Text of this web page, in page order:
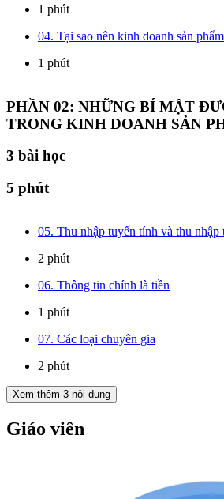
1 phút
04. Tại sao nên kinh doanh sản
1 phút
PHẦN 02: NHỮNG BÍ MẬT
TRONG KINH DOANH SẢN
3 bài học
5 phút
05. Thu nhập tuyến tính và thu nhập
2 phút
06. Thông tin chính là tiền
1 phút
07. Các loại chuyên gia
2 phút
Xem thêm 3 nội dung
Giáo viên